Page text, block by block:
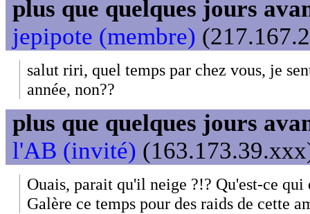
plus que quelques jours
jepipote (membre)
salut riri, quel temps par chez vous, je
année, non??
plus que quelques jours
l'AB (invité)
Ouais, parait qu'il neige ?!? Qu'est-ce qui
Galère ce temps pour des raids de cette